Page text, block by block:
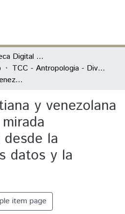
UNILA | Biblioteca Digital de Trabalhos de Conclusão de Curso
TCC - Antropologia - Diversidade Cultural Latino-Americana
Migración haitiana y venezolana en Chile: una mirada antropológica desde la etnografía, los datos y la legislación
y venezolana
la
datos y la
item page